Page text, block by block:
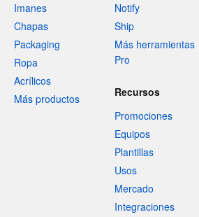
Imanes
Chapas
Packaging
Ropa
Acrílicos
Más productos
Notify
Ship
Más herramientas
Pro
Recursos
Promociones
Equipos
Plantillas
Usos
Mercado
Integraciones